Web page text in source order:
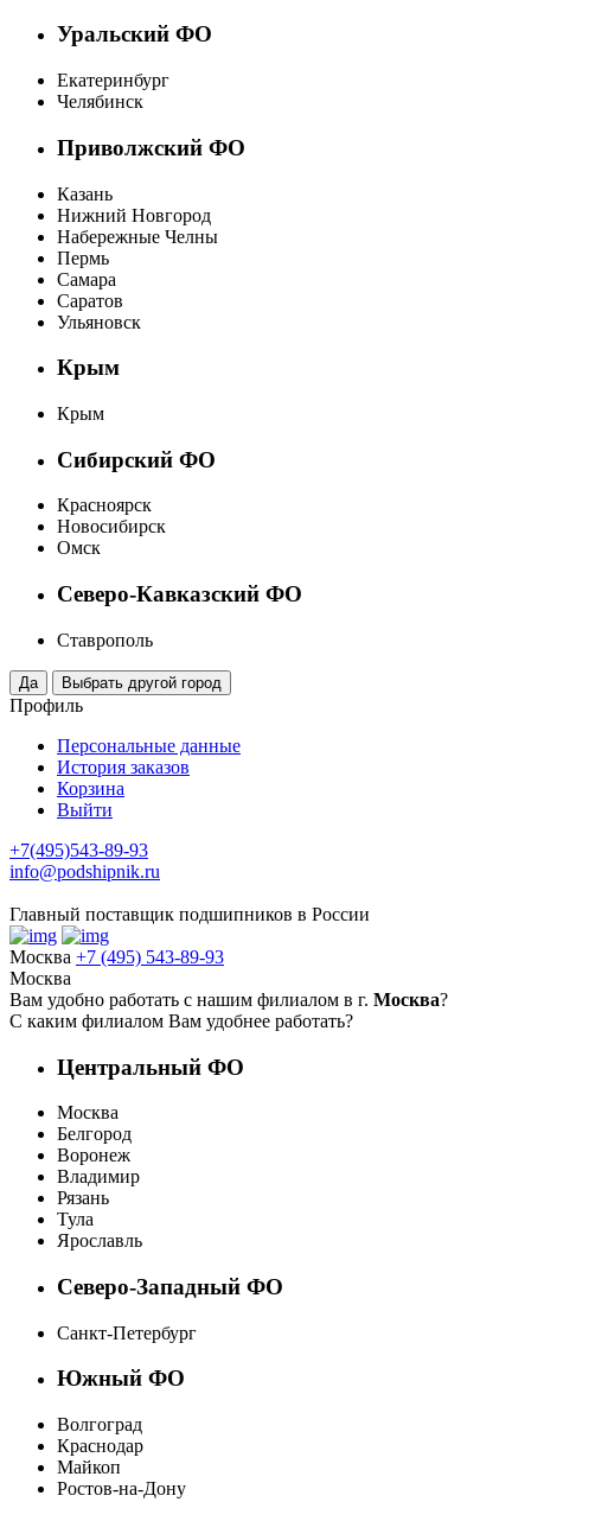
Уральский ФО
Екатеринбург
Челябинск
Приволжский ФО
Казань
Нижний Новгород
Набережные Челны
Пермь
Самара
Саратов
Ульяновск
Крым
Крым
Сибирский ФО
Красноярск
Новосибирск
Омск
Северо-Кавказский ФО
Ставрополь
Профиль
Персональные данные
История заказов
Корзина
Выйти
+7(495)543-89-93
info@podshipnik.ru
Главный поставщик подшипников в России
Москва +7 (495) 543-89-93
Москва
Вам удобно работать с нашим филиалом в г. Москва?
С каким филиалом Вам удобнее работать?
Центральный ФО
Москва
Белгород
Воронеж
Владимир
Рязань
Тула
Ярославль
Северо-Западный ФО
Санкт-Петербург
Южный ФО
Волгоград
Краснодар
Майкоп
Ростов-на-Дону